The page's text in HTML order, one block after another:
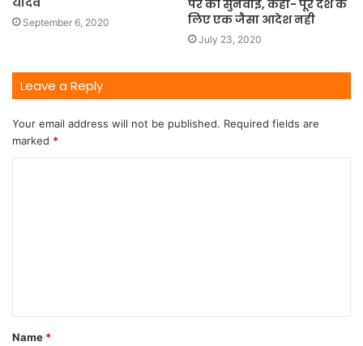
September 6, 2020
पर की सुनवाई, कहा- पूरे देश के
लिए एक जैसा आदेश नही
July 23, 2020
Leave a Reply
Your email address will not be published. Required fields are
marked *
Name *